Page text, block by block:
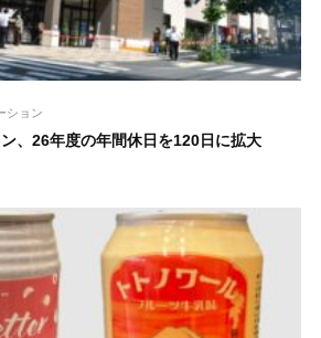
ション
、26年度の年間休日を120日に拡大